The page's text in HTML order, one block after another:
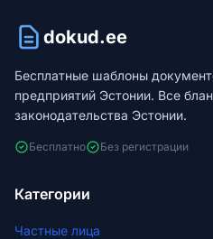
dokud.ee
Бесплатные шаблоны
предприятий Эстонии. Все
законодательства Эстонии.
Бесплатно Без регистрации
Категории
Частные лица